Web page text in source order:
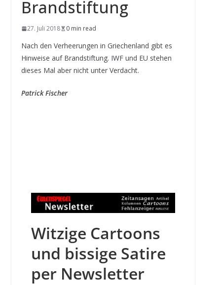
Brandstiftung
27. Juli 2018 0 min read
Nach den Verheerungen in Griechenland gibt es
Hinweise auf Brandstiftung. IWF und EU stehen
dieses Mal aber nicht unter Verdacht.
Patrick Fischer
Witzige Cartoons
und bissige Satire
per Newsletter